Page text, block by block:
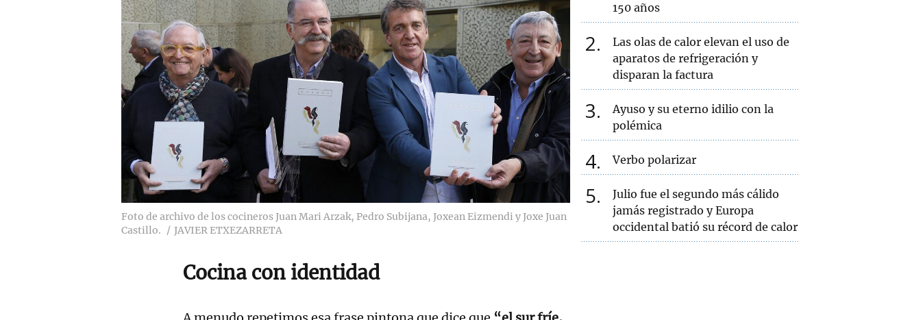
Foto de archivo de los cocineros Juan Mari Arzak, Pedro Subijana, Joxean Eizmendi y Joxe Juan
Castillo.
JAVIER ETXEZARRETA
Cocina con identidad
150 años
2
Las olas de calor elevan el uso de
aparatos de refrigeración y
disparan la factura
3
Ayuso y su eterno idilio con la
polémica
4 Verbo polarizar
5
Julio fue el segundo más cálido
jamás registrado y Europa
occidental batió su récord de calor